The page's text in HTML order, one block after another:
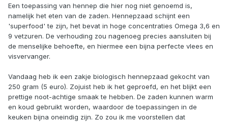
Een toepassing van hennep die hier nog niet genoemd is,
namelijk het eten van de zaden. Hennepzaad schijnt een
'superfood' te zijn, het bevat in hoge concentraties Omega 3,6 en
9 vetzuren. De verhouding zou nagenoeg precies aansluiten bij
de menselijke behoefte, en hiermee een bijna perfecte vlees en
visvervanger.
Vandaag heb ik een zakje biologisch hennepzaad gekocht van
250 gram (5 euro). Zojuist heb ik het geproefd, en het blijkt een
prettige noot-achtige smaak te hebben. De zaden kunnen warm
en koud gebruikt worden, waardoor de toepassingen in de
keuken bijna oneindig zijn. Zo zou ik me voorstellen dat